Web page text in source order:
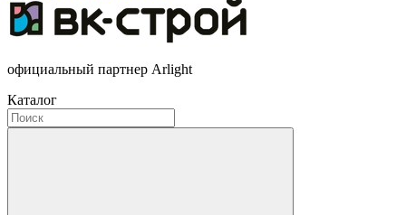
официальный партнер Arlight
Каталог